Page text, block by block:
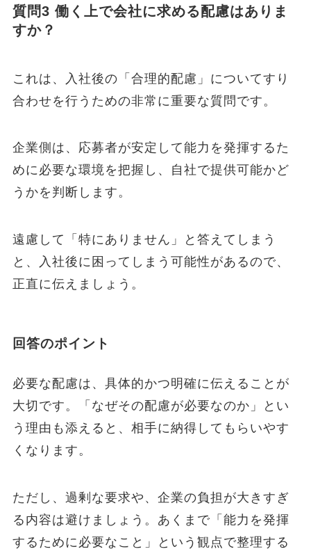
質問3 働く上で会社に求める配慮はありま
すか？
これは、入社後の「合理的配慮」についてすり
合わせを行うための非常に重要な質問です。
企業側は、応募者が安定して能力を発揮するた
めに必要な環境を把握し、自社で提供可能かど
うかを判断します。
遠慮して「特にありません」と答えてしまう
と、入社後に困ってしまう可能性があるので、
正直に伝えましょう。
回答のポイント
必要な配慮は、具体的かつ明確に伝えることが
大切です。「なぜその配慮が必要なのか」とい
う理由も添えると、相手に納得してもらいやす
くなります。
ただし、過剰な要求や、企業の負担が大きすぎ
る内容は避けましょう。あくまで「能力を発揮
するために必要なこと」という観点で整理する